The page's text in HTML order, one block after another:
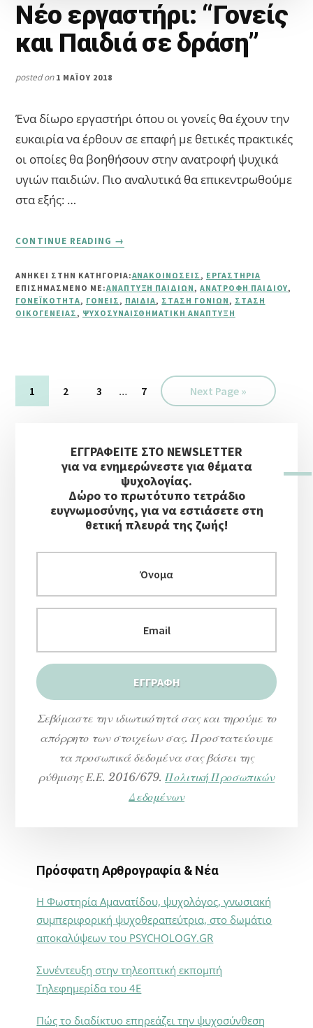
Νέο εργαστήρι: “Γονείς
και Παιδιά σε δράση”
posted on 1 ΜΑΪ́ΟΥ 2018
Ένα δίωρο εργαστήρι όπου οι γονείς θα έχουν την
ευκαιρία να έρθουν σε επαφή με θετικές πρακτικές
οι οποίες θα βοηθήσουν στην ανατροφή ψυχικά
υγιών παιδιών. Πιο αναλυτικά θα επικεντρωθούμε
στα εξής: …
CONTINUE READING
ΝΈΟ
“ΓΟΝΕΊΣ
ΚΑΙ
ΠΑΙΔΙΆ
→
ΑΝΗΚΕΙ ΣΤΗΝ ΚΑΤΗΓΟΡΙΑ:ΑΝΑΚΟΙΝΏΣΕΙΣ, ΕΡΓΑΣΤΉΡΙΑ
ΕΠΙΣΗΜΑΣΜΈΝΟ ΜΕ:ΑΝΆΠΤΥΞΗ ΠΑΙΔΙΏΝ,ΑΝΑΤΡΟΦΉ ΠΑΙΔΙΟΎ,
ΓΟΝΕΪΚΌΤΗΤΑ, ΓΟΝΕΊΣ, ΠΑΙΔΙΆ, ΣΤΆΣΗ ΓΟΝΙΏΝ, ΣΤΆΣΗ
ΟΙΚΟΓΈΝΕΙΑΣ, ΨΥΧΟΣΥΝΑΙΣΘΗΜΑΤΙΚΉ ΑΝΆΠΤΥΞΗ
Σελίδα
1 Σελίδα
2 Σελίδα
3
Interim
… Σελίδα
7
Go
to
Next Page »
ΠλευρικήΕΓΓΡΑΦΕΙΤΕ ΣΤΟ NEWSLETTER
για να ενημερώνεστε για θέματα
ψυχολογίας.
Δώρο το πρωτότυπο τετράδιο
ευγνωμοσύνης, για να εστιάσετε στη
θετική πλευρά της ζωής!
Σεβόμαστε την ιδιωτικότητά σας και τηρούμε το
απόρρητο των στοιχείων σας. Προστατεύουμε
τα προσωπικά δεδομένα σας βάσει της
ρύθμισης Ε.Ε. 2016/679. Πολιτική Προσωπικών
Δεδομένων
Πρόσφατη Αρθρογραφία & Νέα
Η Φωστηρία Αμανατίδου, ψυχολόγος, γνωσιακή
συμπεριφορική ψυχοθεραπεύτρια, στο δωμάτιο
αποκαλύψεων του PSYCHOLOGY.GR
Συνέντευξη στην τηλεοπτική εκπομπή
Τηλεφημερίδα του 4Ε
Πώς το διαδίκτυο επηρεάζει την ψυχοσύνθεση